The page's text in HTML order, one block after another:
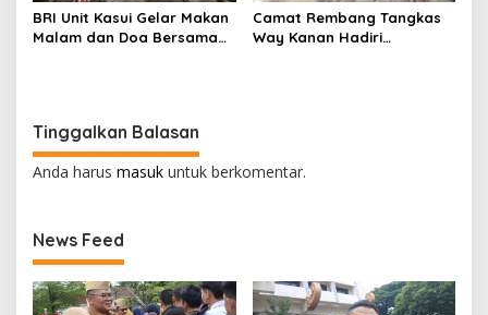
BRI Unit Kasui Gelar Makan
Malam dan Doa Bersama
Camat Rembang Tangkas
Way Kanan Hadiri
Tinggalkan Balasan
Anda harus masuk untuk berkomentar.
News Feed